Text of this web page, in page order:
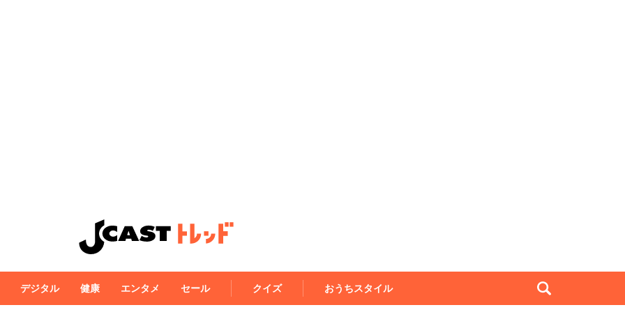
デジタル 健康 エンタメ セール クイズ おうちスタイル